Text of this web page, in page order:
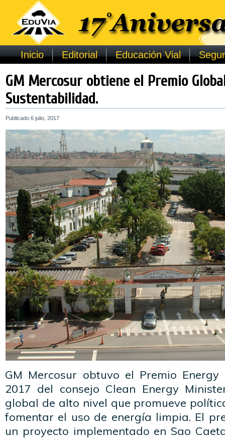
Inicio Editorial Educación Vial
GM Mercosur obtiene el Premio
Sustentabilidad.
Publicado 6 julio, 2017
GM Mercosur obtuvo el Premio
2017 del consejo Clean Energy
global de alto nivel que promueve
fomentar el uso de energía limpia. El
un proyecto implementado en Sao